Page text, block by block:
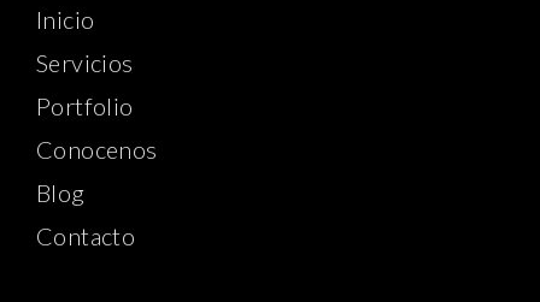
Inicio
Servicios
Portfolio
Conocenos
Blog
Contacto